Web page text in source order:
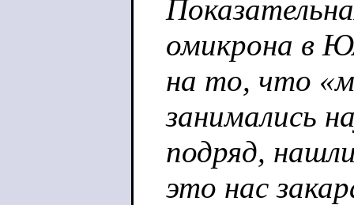
омикрона в
на то, что
занимались
подряд,
это нас